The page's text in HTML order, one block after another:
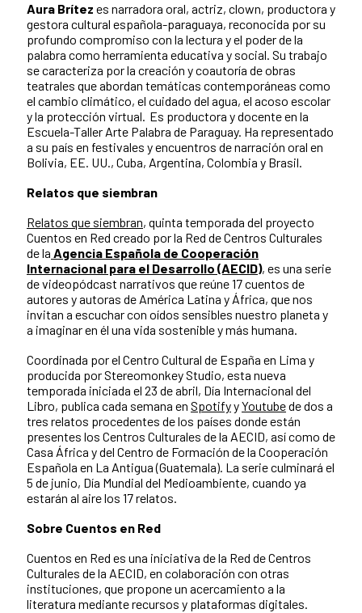
Aura Brítez es narradora oral, actriz, clown, productora y
gestora cultural española-paraguaya, reconocida por su
profundo compromiso con la lectura y el poder de la
palabra como herramienta educativa y social. Su trabajo
se caracteriza por la creación y coautoría de obras
teatrales que abordan temáticas contemporáneas como
el cambio climático, el cuidado del agua, el acoso escolar
y la protección virtual. Es productora y docente en la
Escuela-Taller Arte Palabra de Paraguay. Ha representado
a su país en festivales y encuentros de narración oral en
Bolivia, EE. UU., Cuba, Argentina, Colombia y Brasil.
Relatos que siembran
Relatos que siembran, quinta temporada del proyecto
Cuentos en Red creado por la Red de Centros Culturales
de la Agencia Española de Cooperación
Internacional para el Desarrollo (AECID), es una serie
de videopódcast narrativos que reúne 17 cuentos de
autores y autoras de América Latina y África, que nos
invitan a escuchar con oídos sensibles nuestro planeta y
a imaginar en él una vida sostenible y más humana.
Coordinada por el Centro Cultural de España en Lima y
producida por Stereomonkey Studio, esta nueva
temporada iniciada el 23 de abril, Día Internacional del
Libro, publica cada semana en SpotifyyYoutubede dos a
tres relatos procedentes de los países donde están
presentes los Centros Culturales de la AECID, así como de
Casa África y del Centro de Formación de la Cooperación
Española en La Antigua (Guatemala). La serie culminará el
5 de junio, Día Mundial del Medioambiente, cuando ya
estarán al aire los 17 relatos.
Sobre Cuentos en Red
Cuentos en Red es una iniciativa de la Red de Centros
Culturales de la AECID, en colaboración con otras
instituciones, que propone un acercamiento a la
literatura mediante recursos y plataformas digitales.